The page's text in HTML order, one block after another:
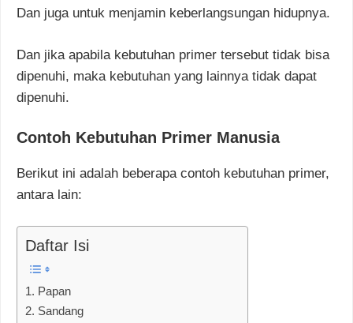
Dan juga untuk menjamin keberlangsungan hidupnya.
Dan jika apabila kebutuhan primer tersebut tidak bisa
dipenuhi, maka kebutuhan yang lainnya tidak dapat
dipenuhi.
Contoh Kebutuhan Primer Manusia
Berikut ini adalah beberapa contoh kebutuhan primer,
antara lain:
Daftar Isi
1. Papan
2. Sandang